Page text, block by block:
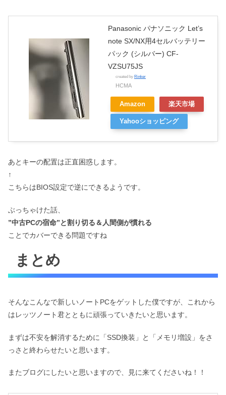
Panasonic パナソニック Let’s
note SX/NX用4セルバッテリー
パック (シルバー) CF-
VZSU75JS
created by Rinker
HCMA
Amazon 楽天市場
Yahooショッピング
あとキーの配置は正直困惑します。
↑
こちらはBIOS設定で逆にできるようです。
ぶっちゃけた話、
”中古PCの宿命”と割り切る＆人間側が慣れる
ことでカバーできる問題ですね
まとめ
そんなこんなで新しいノートPCをゲットした僕ですが、これから
はレッツノート君とともに頑張っていきたいと思います。
まずは不安を解消するために「SSD換装」と「メモリ増設」をさ
っさと終わらせたいと思います。
またブログにしたいと思いますので、見に来てくださいね！！